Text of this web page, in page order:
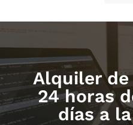
Alquiler
24 horas
días a